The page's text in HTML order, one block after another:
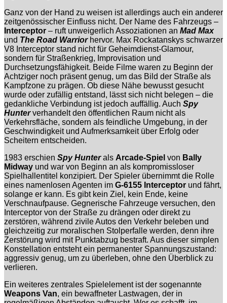
Ganz von der Hand zu weisen ist allerdings auch ein anderer
zeitgenössischer Einfluss nicht. Der Name des Fahrzeugs –
Interceptor – ruft unweigerlich Assoziationen an Mad Max
und The Road Warriorhervor. Max Rockatanskys schwarzer
V8 Interceptor stand nicht für Geheimdienst-Glamour,
sondern für Straßenkrieg, Improvisation und
Durchsetzungsfähigkeit. Beide Filme waren zu Beginn der
Achtziger noch präsent genug, um das Bild der Straße als
Kampfzone zu prägen. Ob diese Nähe bewusst gesucht
wurde oder zufällig entstand, lässt sich nicht belegen – die
gedankliche Verbindung ist jedoch auffällig. Auch Spy
Hunterverhandelt den öffentlichen Raum nicht als
Verkehrsfläche, sondern als feindliche Umgebung, in der
Geschwindigkeit und Aufmerksamkeit über Erfolg oder
Scheitern entscheiden.
1983 erschien Spy Hunterals Arcade-Spiel von Bally
Midway und war von Beginn an als kompromissloser
Spielhallentitel konzipiert. Der Spieler übernimmt die Rolle
eines namenlosen Agenten im G-6155 Interceptor und fährt,
solange er kann. Es gibt kein Ziel, kein Ende, keine
Verschnaufpause. Gegnerische Fahrzeuge versuchen, den
Interceptor von der Straße zu drängen oder direkt zu
zerstören, während zivile Autos den Verkehr beleben und
gleichzeitig zur moralischen Stolperfalle werden, denn ihre
Zerstörung wird mit Punktabzug bestraft. Aus dieser simplen
Konstellation entsteht ein permanenter Spannungszustand:
aggressiv genug, um zu überleben, ohne den Überblick zu
verlieren.
Ein weiteres zentrales Spielelement ist der sogenannte
Weapons Van, ein bewaffneter Lastwagen, der in